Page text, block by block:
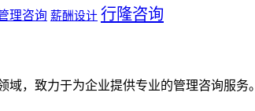
理咨询 薪酬设计 行隆咨询
，致力于为企业提供专业的管理咨询服务